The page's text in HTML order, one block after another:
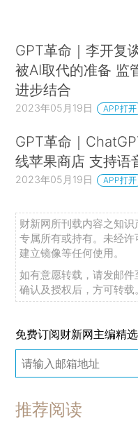
GPT革命｜李开复
被AI取代的准备 监
进步结合
2023年05月19日 APP打开
GPT革命｜
线苹果商店 支持语
2023年05月19日 APP打开
财新网所刊载内容之知
专属所有或持有。未经
建立镜像等任何使用。
如有意愿转载，请发邮件
确认及授权后，方可转载。
免费订阅财新网主编精
推荐阅读